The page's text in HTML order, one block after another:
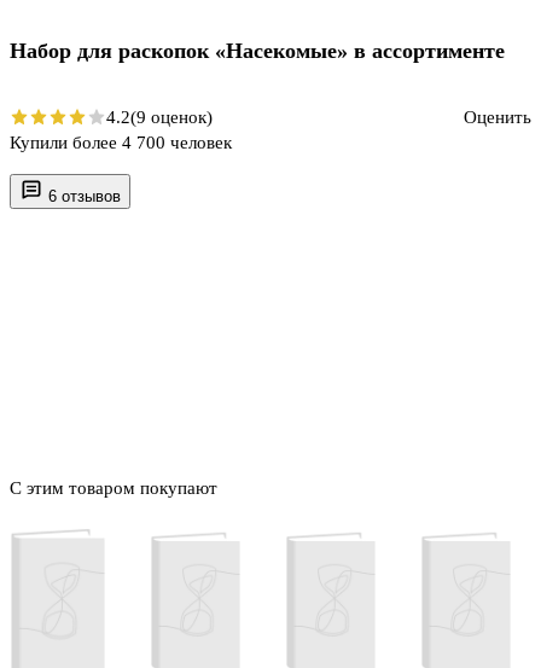
6 отзывов
С этим товаром покупают
Набор для раскопок «Насекомые» в ассортименте
4.2(9 оценок)
Оценить
Купили более 4 700 человек